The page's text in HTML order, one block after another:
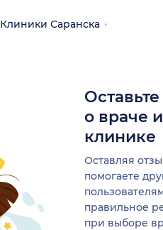
Клиники Саранска
о враче
клинике
Оставляя
помогаете
правильное
при выборе